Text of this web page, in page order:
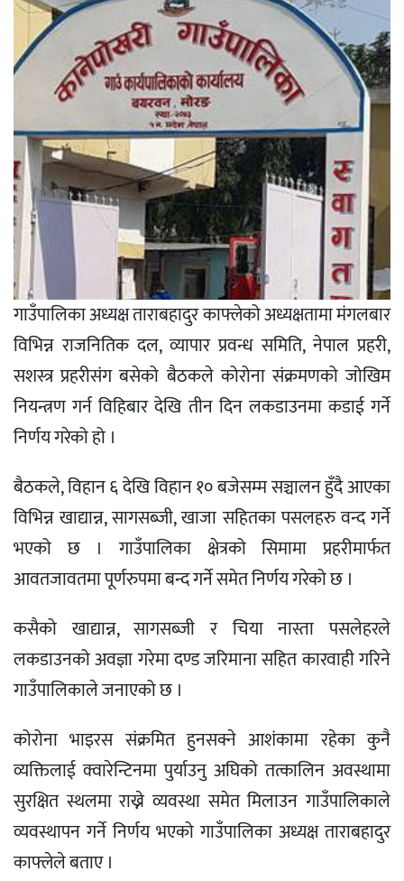
गाउँपालिका अध्यक्ष ताराबहादुर काफ्लेको अध्यक्षतामा मंगलबार
विभिन्न राजनितिक दल, व्यापार प्रवन्ध समिति, नेपाल प्रहरी,
सशस्त्र प्रहरीसंग बसेको बैठकले कोरोना संक्रमणको जोखिम
नियन्त्रण गर्न विहिबार देखि तीन दिन लकडाउनमा कडाई गर्ने
निर्णय गरेको हो ।
बैठकले, विहान ६ देखि विहान १० बजेसम्म सञ्चालन हुँदै आएका
विभिन्न खाद्यान्न, सागसब्जी, खाजा सहितका पसलहरु वन्द गर्ने
भएको छ । गाउँपालिका क्षेत्रको सिमामा प्रहरीमार्फत
आवतजावतमा पूर्णरुपमा बन्द गर्ने समेत निर्णय गरेको छ ।
कसैको खाद्यान्न, सागसब्जी र चिया नास्ता पसलेहरले
लकडाउनको अवज्ञा गरेमा दण्ड जरिमाना सहित कारवाही गरिने
गाउँपालिकाले जनाएको छ ।
कोरोना भाइरस संक्रमित हुनसक्ने आशंकामा रहेका कुनै
व्यक्तिलाई क्वारेन्टिनमा पुर्याउनु अघिको तत्कालिन अवस्थामा
सुरक्षित स्थलमा राख्ने व्यवस्था समेत मिलाउन गाउँपालिकाले
व्यवस्थापन गर्ने निर्णय भएको गाउँपालिका अध्यक्ष ताराबहादुर
काफ्लेले बताए ।